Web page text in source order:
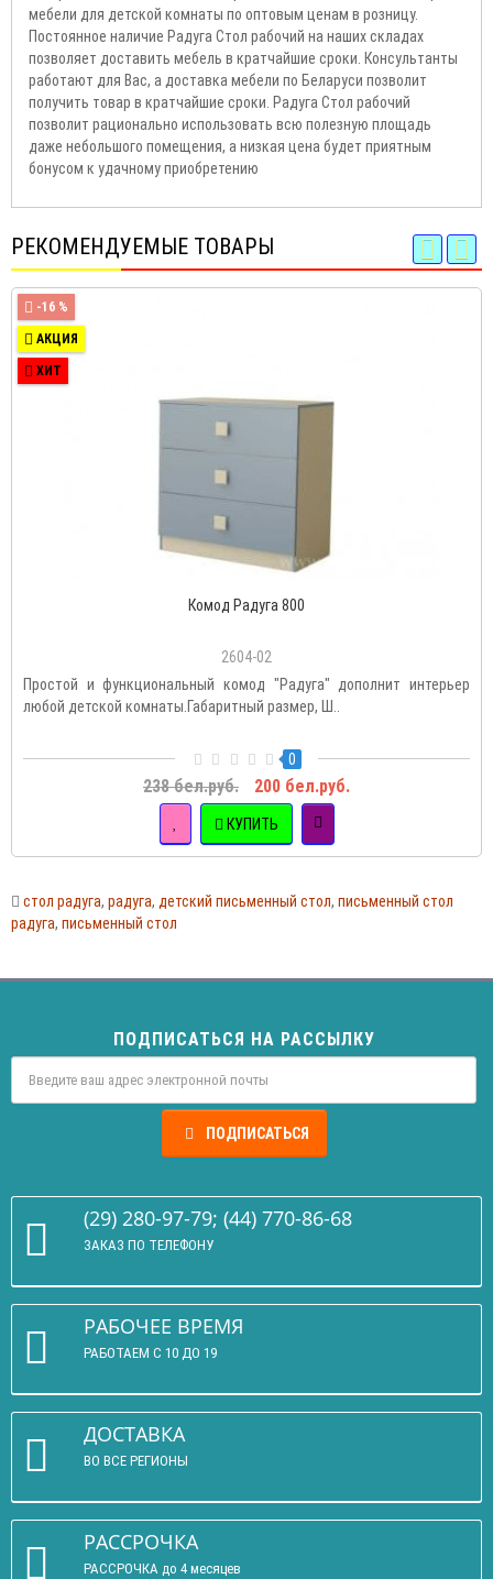
мебели для детской комнаты по оптовым ценам в розницу.
Постоянное наличие Радуга Стол рабочий на наших складах
позволяет доставить мебель в кратчайшие сроки. Консультанты
работают для Вас, а доставка мебели по Беларуси позволит
получить товар в кратчайшие сроки. Радуга Стол рабочий
позволит рационально использовать всю полезную площадь
даже небольшого помещения, а низкая цена будет приятным
бонусом к удачному приобретению
РЕКОМЕНДУЕМЫЕ ТОВАРЫ
-16 %
АКЦИЯ
ХИТ
Комод Радуга 800
2604-02
Простой и функциональный комод "Радуга" дополнит интерьер
любой детской комнаты.Габаритный размер, Ш..
0
238 бел.руб. 200 бел.руб.
КУПИТЬ
стол радуга, радуга, детский письменный стол, письменный стол
радуга, письменный стол
ПОДПИСАТЬСЯ НА РАССЫЛКУ
ПОДПИСАТЬСЯ
(29) 280-97-79; (44) 770-86-68
ЗАКАЗ ПО ТЕЛЕФОНУ
РАБОЧЕЕ ВРЕМЯ
РАБОТАЕМ С 10 ДО 19
ДОСТАВКА
ВО ВСЕ РЕГИОНЫ
РАССРОЧКА
РАССРОЧКА до 4 месяцев